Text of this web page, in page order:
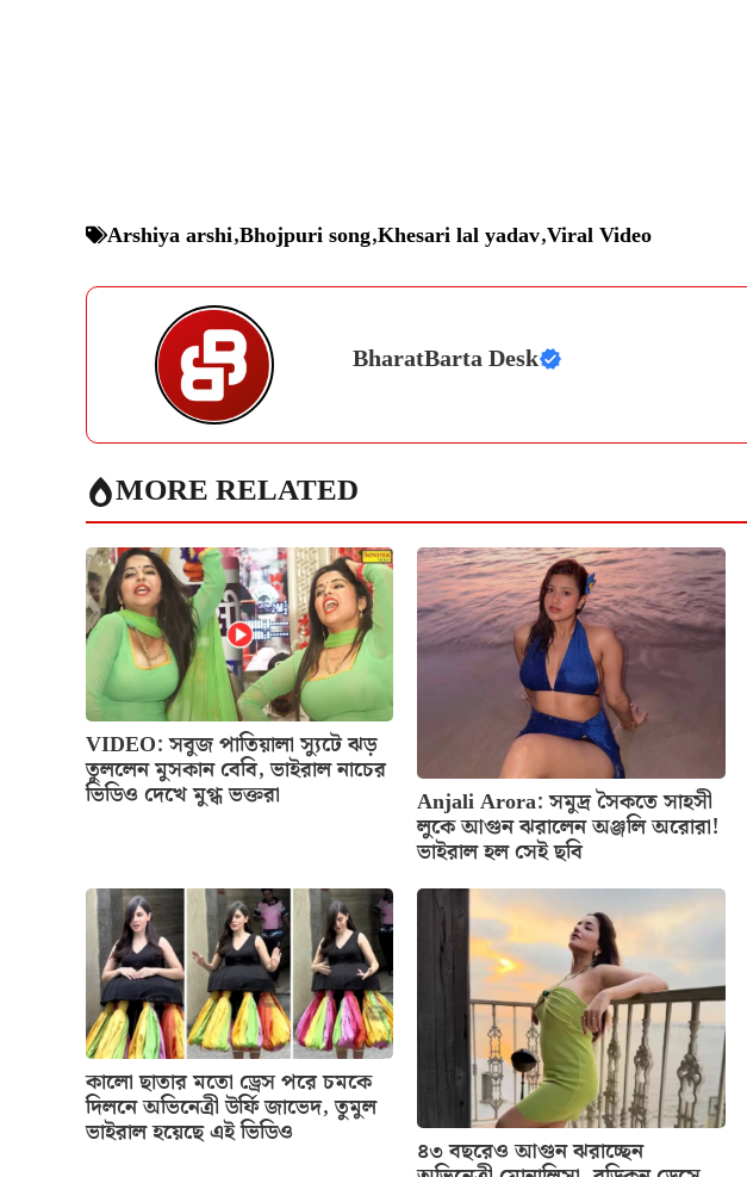
Arshiya arshi,Bhojpuri song,Khesari lal yadav,Viral Video
BharatBarta Desk
MORE RELATED
VIDEO: সবুজ পাতিয়ালা স্যুটে ঝড়
তুললেন মুসকান বেবি, ভাইরাল নাচের
ভিডিও দেখে মুগ্ধ ভক্তরা Anjali Arora: সমুদ্র সৈকতে সাহসী
লুকে আগুন ঝরালেন অঞ্জলি অরোরা!
ভাইরাল হল সেই ছবি
কালো ছাতার মতো ড্রেস পরে চমকে
দিলনে অভিনেত্রী উর্ফি জাভেদ, তুমুল
ভাইরাল হয়েছে এই ভিডিও
৪৩ বছরেও আগুন ঝরাচ্ছেন